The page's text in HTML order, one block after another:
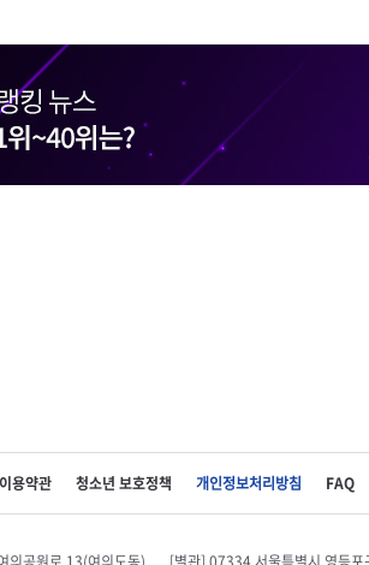
이용약관 청소년 보호정책 개인정보처리방침 FAQ